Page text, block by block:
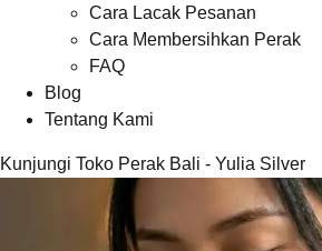
Cara Lacak Pesanan
Cara Membersihkan Perak
FAQ
Blog
Tentang Kami
Kunjungi Toko Perak Bali - Yulia Silver